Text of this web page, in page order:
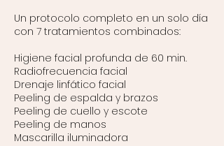
Un protocolo completo en un solo día
con 7 tratamientos combinados:
Higiene facial profunda de 60 min.
Radiofrecuencia facial
Drenaje linfático facial
Peeling de espalda y brazos
Peeling de cuello y escote
Peeling de manos
Mascarilla iluminadora